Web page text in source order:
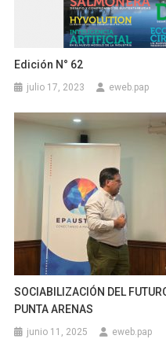
Edición N° 62
julio 17, 2023 eweb.pap
SOCIABILIZACIÓN DEL
PUNTA ARENAS
junio 11, 2025 eweb.pap